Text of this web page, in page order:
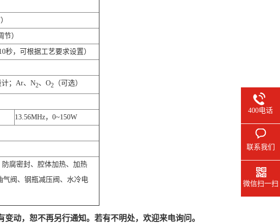
节）
秒，可根据工艺要求设置）
计；Ar、N2、O2 （可选）
13.56MHz，0~150W
腐密封、腔体加热、加热
气阀、钢瓶减压阀、水冷电
动，恕不再另行通知。若有不明处，欢迎来电询问。
400电话
联系我们
微信扫一扫